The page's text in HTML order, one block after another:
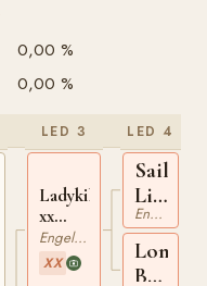
0,00 %
0,00 %
LED 3
Ladykiller
xx
210384761
Engelskt Fullblod
XX
LED 4
Sailing
Light
xxEngelskt Fullblod
Lone
Beech